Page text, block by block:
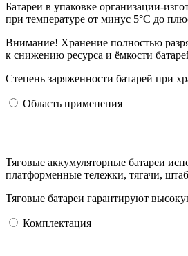
Батареи в упаковке организации-
при температуре от минус 5°С до
Внимание! Хранение полностью
к снижению ресурса и ёмкости
Степень заряженности батарей при
Область применения
Тяговые аккумуляторные батареи
платформенные тележки, тягачи,
Тяговые батареи гарантируют
Комплектация